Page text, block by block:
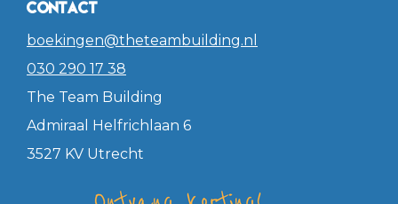
Contact
boekingen@theteambuilding.nl
030 290 17 38
The Team Building
Admiraal Helfrichlaan 6
3527 KV Utrecht